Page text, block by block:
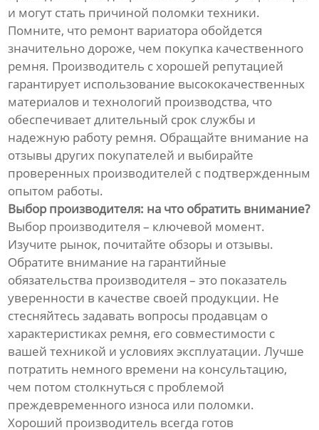
и могут стать причиной поломки техники.
Помните, что ремонт вариатора обойдется
значительно дороже, чем покупка качественного
ремня. Производитель с хорошей репутацией
гарантирует использование высококачественных
материалов и технологий производства, что
обеспечивает длительный срок службы и
надежную работу ремня. Обращайте внимание на
отзывы других покупателей и выбирайте
проверенных производителей с подтвержденным
опытом работы.
Выбор производителя: на что обратить внимание?
Выбор производителя – ключевой момент.
Изучите рынок, почитайте обзоры и отзывы.
Обратите внимание на гарантийные
обязательства производителя – это показатель
уверенности в качестве своей продукции. Не
стесняйтесь задавать вопросы продавцам о
характеристиках ремня, его совместимости с
вашей техникой и условиях эксплуатации. Лучше
потратить немного времени на консультацию,
чем потом столкнуться с проблемой
преждевременного износа или поломки.
Хороший производитель всегда готов